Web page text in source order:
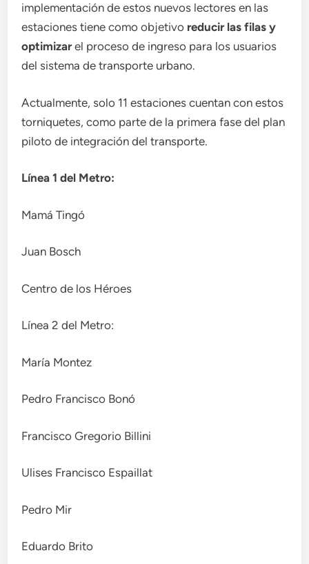
implementación de estos nuevos lectores en las
estaciones tiene como objetivo reducir las filas y
optimizarel proceso de ingreso para los usuarios
del sistema de transporte urbano.
Actualmente, solo 11 estaciones cuentan con estos
torniquetes, como parte de la primera fase del plan
piloto de integración del transporte.
Línea 1 del Metro:
Mamá Tingó
Juan Bosch
Centro de los Héroes
Línea 2 del Metro:
María Montez
Pedro Francisco Bonó
Francisco Gregorio Billini
Ulises Francisco Espaillat
Pedro Mir
Eduardo Brito